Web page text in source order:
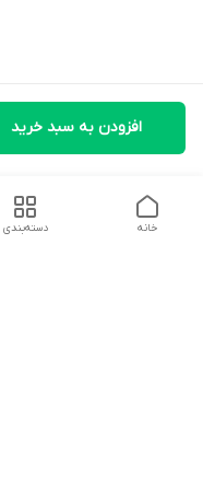
افزودن به سبد خرید
دسته‌بندی خانه